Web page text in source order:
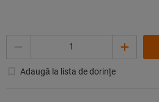
Adaugă la lista de dorințe